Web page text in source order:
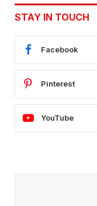
STAY IN TOUCH
Facebook
Pinterest
YouTube